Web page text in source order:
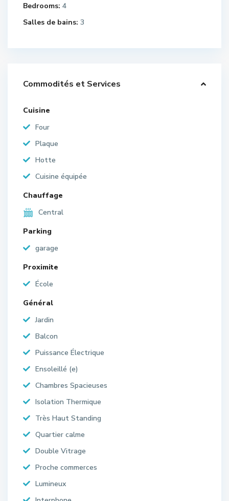
Bedrooms: 4
Salles de bains: 3
Commodités et Services
Cuisine
Four
Plaque
Hotte
Cuisine équipée
Chauffage
Central
Parking
garage
Proximite
École
Général
Jardin
Balcon
Puissance Électrique
Ensoleillé (e)
Chambres Spacieuses
Isolation Thermique
Très Haut Standing
Quartier calme
Double Vitrage
Proche commerces
Lumineux